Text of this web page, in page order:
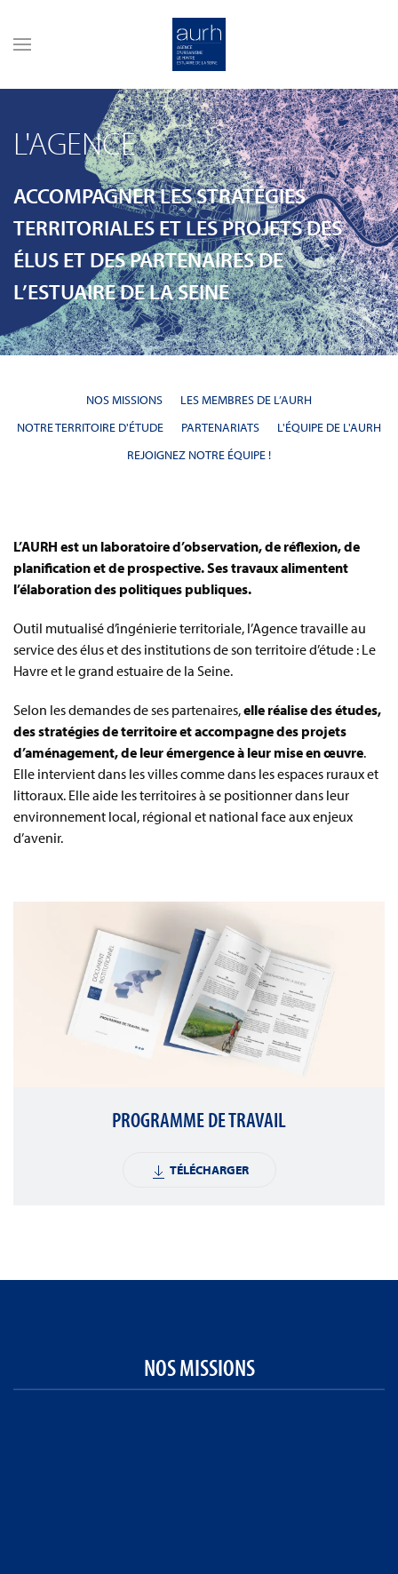
L'AGENCE
ACCOMPAGNER LES STRATÉGIES
TERRITORIALES ET LES PROJETS DES
ÉLUS ET DES PARTENAIRES DE
L’ESTUAIRE DE LA SEINE
NOS MISSIONS
LES MEMBRES DE L’AURH
NOTRE TERRITOIRE D'ÉTUDE
PARTENARIATS
L'ÉQUIPE DE L'AURH
REJOIGNEZ NOTRE ÉQUIPE !
L’AURH est un laboratoire d’observation, de réflexion, de
planification et de prospective. Ses travaux alimentent
l’élaboration des politiques publiques.
Outil mutualisé d’ingénierie territoriale, l’Agence travaille au
service des élus et des institutions de son territoire d’étude : Le
Havre et le grand estuaire de la Seine.
Selon les demandes de ses partenaires,elle réalise des études,
des stratégies de territoire et accompagne des projets
d’aménagement, de leur émergence à leur mise en œuvre.
Elle intervient dans les villes comme dans les espaces ruraux et
littoraux. Elle aide les territoires à se positionner dans leur
environnement local, régional et national face aux enjeux
d’avenir.
PROGRAMME DE TRAVAIL
TÉLÉCHARGER
NOS MISSIONS